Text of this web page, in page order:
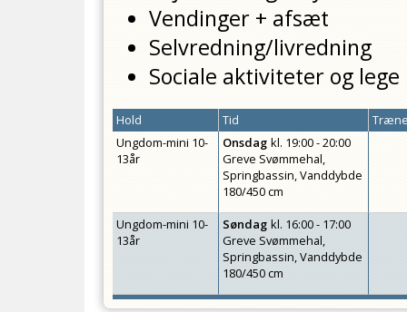
Vendinger + afsæt
Selvredning/livredning
Sociale aktiviteter og lege
Hold Tid
Ungdom-mini 10-
13år
Onsdag kl. 19:00 - 20:00
Greve Svømmehal,
Springbassin, Vanddybde
180/450 cm
Ungdom-mini 10-
13år
Søndag kl. 16:00 - 17:00
Greve Svømmehal,
Springbassin, Vanddybde
180/450 cm